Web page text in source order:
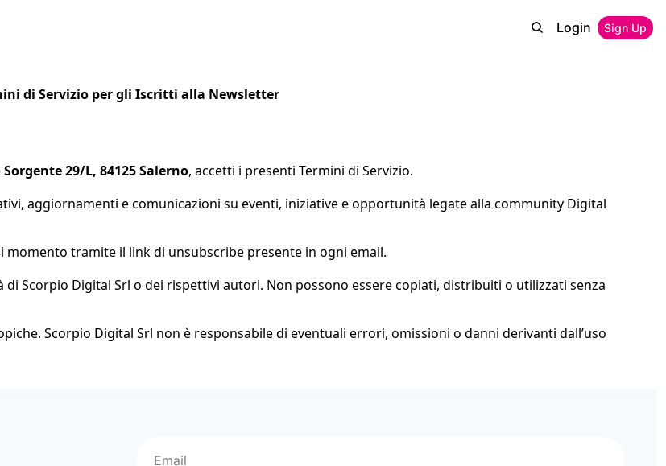
Login Sign Up
di Servizio per gli Iscritti alla Newsletter
29/L, 84125 Salerno, accetti i presenti Termini di Servizio.
aggiornamenti e comunicazioni su eventi, iniziative e opportunità legate alla community Digital
momento tramite il link di unsubscribe presente in ogni email.
Scorpio Digital Srl o dei rispettivi autori. Non possono essere copiati, distribuiti o utilizzati senza
Scorpio Digital Srl non è responsabile di eventuali errori, omissioni o danni derivanti dall’uso